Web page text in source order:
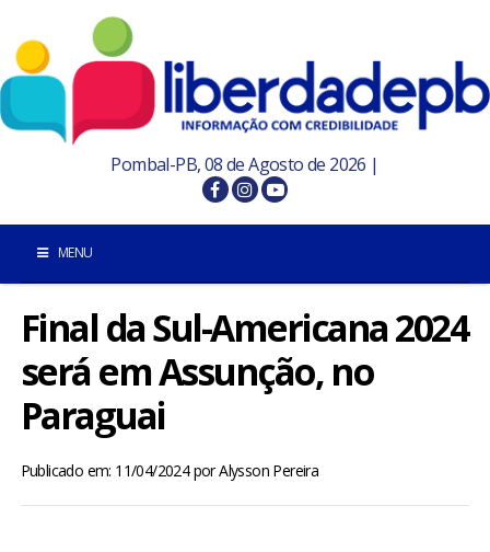
Pombal-PB, 08 de Agosto de 2026 |
MENU
INÍCIO
POMBAL E REGIÃO
PARAÍBA
BRASIL
Final da Sul-Americana 2024
será em Assunção, no
Paraguai
Publicado em: 11/04/2024porAlysson Pereira